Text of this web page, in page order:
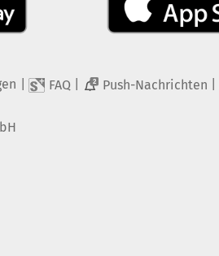
FAQ 2 Push-Nachrichten